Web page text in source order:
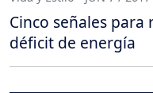
Cinco señales
déficit de energía